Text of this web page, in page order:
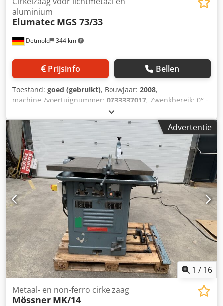
Detmold 344 km
aluminium
Elumatec MGS 73/33
Prijsinfo Bellen
Toestand: goed (gebruikt), Bouwjaar: 2008,
machine-/voertuignummer: 0733337017, Zwenkbereik: 0° -
45° naar links en rechts, traploos instelbaar
Vergrendelingspunten: bij 15°, 30° en 45° Zaagblad
diameter: 380 mm Zaagblad toerental: 2800 tpm
Dcsdozphi Nopfx Ahqek Vermogen: 3 kW Perslucht
aansluiting: 7 bar Afmetingen (l x b x h): 850 x 900 x 1450
mm Gewicht: 250 kg
Advertentie
1 / 16
Metaal- en non-ferro cirkelzaag
Mössner MK/14